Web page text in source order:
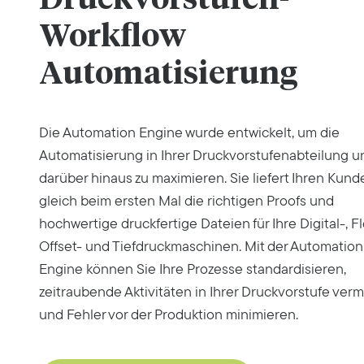
Workflow
Automatisierung
Die Automation Engine wurde entwickelt, um die
Automatisierung in Ihrer Druckvorstufenabteilung
darüber hinaus zu maximieren. Sie liefert Ihren
gleich beim ersten Mal die richtigen Proofs und
hochwertige druckfertige Dateien für Ihre Digital-,
Offset- und Tiefdruckmaschinen. Mit der Automation
Engine können Sie Ihre Prozesse standardisieren,
zeitraubende Aktivitäten in Ihrer Druckvorstufe
und Fehler vor der Produktion minimieren.